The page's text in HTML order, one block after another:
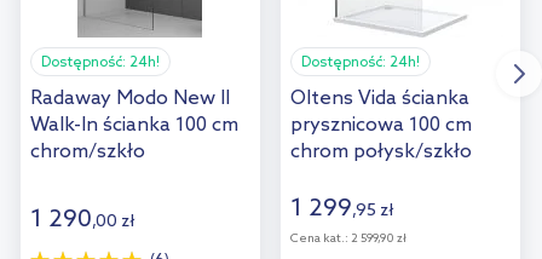
Dostępność: 24h!
Radaway Modo New II
Walk-In ścianka 100 cm
chrom/szkło
01-01
1 290,00 zł
Dostępność: 24h!
Oltens Vida ścianka
prysznicowa 100 cm
chrom połysk/szkło
22003100
1 299,95 zł
Cena kat.: 2 599,90 zł